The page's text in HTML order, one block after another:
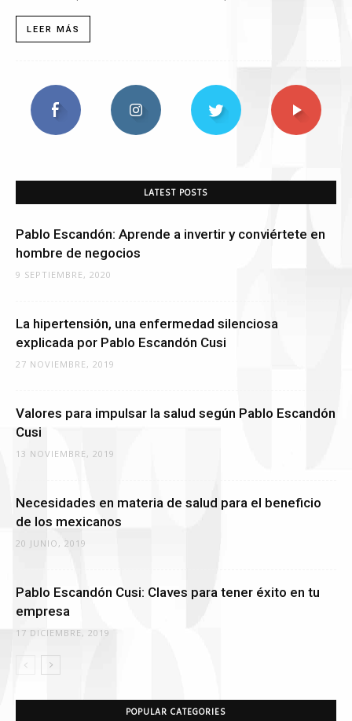
LEER MÁS
LATEST POSTS
Pablo Escandón: Aprende a invertir y conviértete en
hombre de negocios
9 SEPTIEMBRE, 2020
La hipertensión, una enfermedad silenciosa
explicada por Pablo Escandón Cusi
27 NOVIEMBRE, 2019
Valores para impulsar la salud según Pablo Escandón
Cusi
13 NOVIEMBRE, 2019
Necesidades en materia de salud para el beneficio
de los mexicanos
20 JUNIO, 2019
Pablo Escandón Cusi: Claves para tener éxito en tu
empresa
17 DICIEMBRE, 2019
POPULAR CATEGORIES